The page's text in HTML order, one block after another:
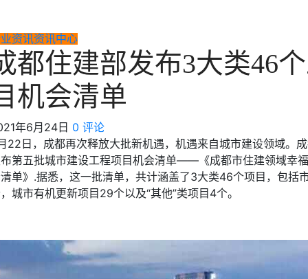
资讯资讯中心
都住建部发布3大类46
机会清单
年6月24日 0 评论
22日，成都再次释放大批新机遇，机遇来自城市建设领域。
第五批城市建设工程项目机会清单——《成都市住建领域幸
单》.据悉，这一批清单，共计涵盖了3大类46个项目，包括
城市有机更新项目29个以及“其他”类项目4个。